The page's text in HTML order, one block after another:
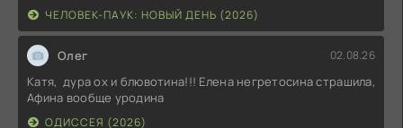
ЧЕЛОВЕК-ПАУК: НОВЫЙ ДЕНЬ (2026)
Олег 02.08.26
Катя, дура ох и блювотина!!! Елена негретосина страшила,
Афина вообще уродина
ОДИССЕЯ (2026)